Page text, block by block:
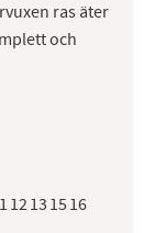
ras äter
och
1213 15 16